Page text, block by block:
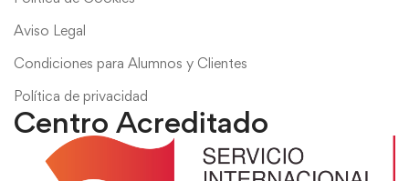
Aviso Legal
Condiciones para Alumnos y Clientes
Política de privacidad
Centro Acreditado